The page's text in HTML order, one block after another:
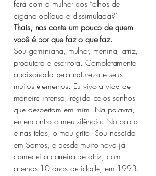
fará com a mulher dos “olhos de
cigana oblíqua e dissimulada?”
Thais, nos conte um pouco de quem
você é por que faz o que faz.
Sou geminiana, mulher, menina, atriz,
produtora e escritora. Completamente
apaixonada pela natureza e seus
muitos elementos. Eu vivo a vida de
maneira intensa, regida pelos sonhos
que despertam em mim. Na palavra,
eu encontro o meu silêncio. No palco
e nas telas, o meu grito. Sou nascida
em Santos, e desde muito nova já
comecei a carreira de atriz, com
apenas 10 anos de idade, em 1993.